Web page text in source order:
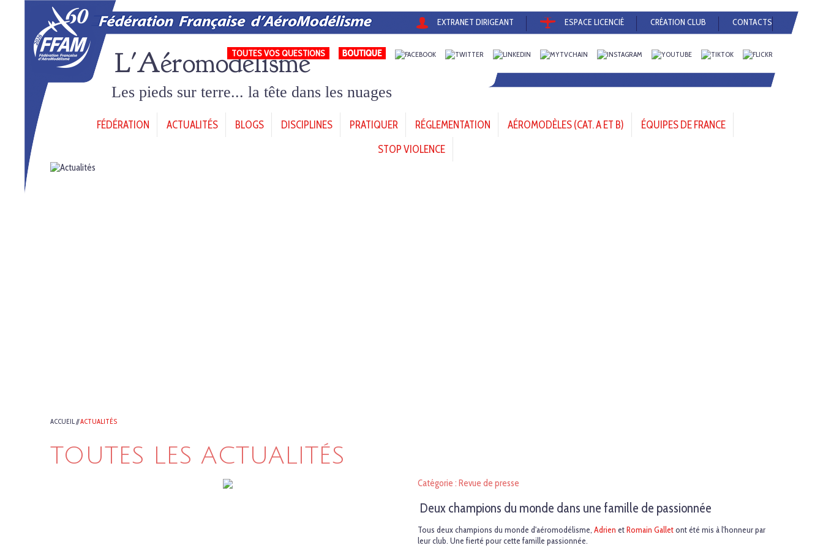
EXTRANET DIRIGEANT ESPACE LICENCIÉ CRÉATION CLUB CONTACTS
TOUTES VOS QUESTIONS
L'Aéromodélisme
Les pieds sur terre... la tête dans les nuages
FÉDÉRATION ACTUALITÉS BLOGS DISCIPLINES PRATIQUER RÉGLEMENTATION AÉROMODÈLES (CAT. A ET B)
ÉQUIPES DE FRANCE
STOP VIOLENCE
ACCUEIL//ACTUALITÉS
TOUTES LES ACTUALITÉS
Catégorie : Revue de presse
Deux champions du monde dans une famille de passionnée
Tous deux champions du monde d'aéromodélisme, Adrien etRomain Galletont été mis à l'honneur par
leur club. Une fierté pour cette famille passionnée.